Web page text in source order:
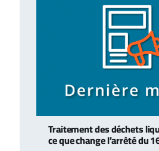
Traitement des déchets
ce que change l’arrêté du